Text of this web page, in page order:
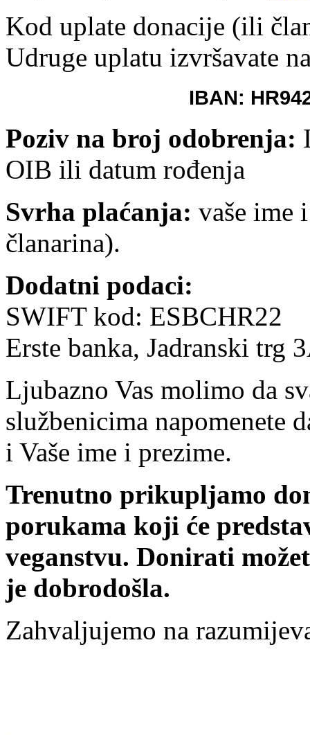
Kod uplate donacije (ili
Udruge uplatu izvršavate
IBAN:
Poziv na broj odobrenja:
OIB ili datum rođenja
Svrha plaćanja: vaše ime
članarina).
Dodatni podaci:
SWIFT kod: ESBCHR22
Erste banka, Jadranski trg
Ljubazno Vas molimo da
službenicima napomenete
i Vaše ime i prezime.
Trenutno prikupljamo
porukama koji će
veganstvu. Donirati
je dobrodošla.
Zahvaljujemo na